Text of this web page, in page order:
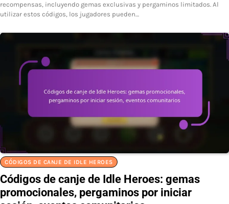
recompensas, incluyendo gemas exclusivas y pergaminos limitados. Al
utilizar estos códigos, los jugadores pueden…
CÓDIGOS DE CANJE DE IDLE HEROES
Códigos de canje de Idle Heroes: gemas
promocionales, pergaminos por iniciar